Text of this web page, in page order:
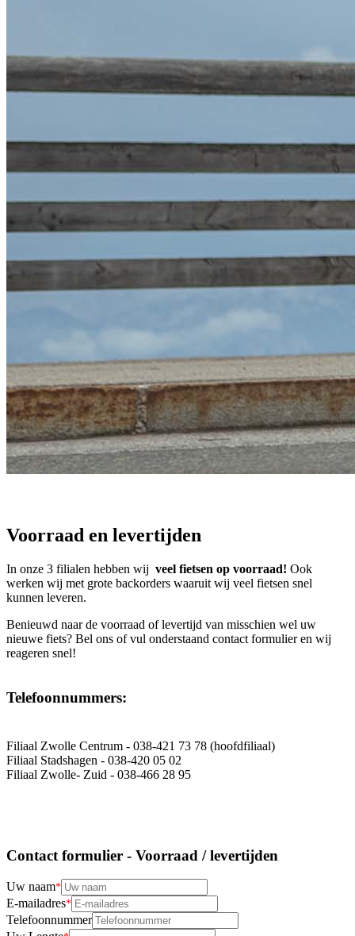
Voorraad en levertijden
In onze 3 filialen hebben wij veel fietsen op voorraad! Ook
werken wij met grote backorders waaruit wij veel fietsen snel
kunnen leveren.
Benieuwd naar de voorraad of levertijd van misschien wel uw
nieuwe fiets? Bel ons of vul onderstaand contact formulier en wij
reageren snel!
Telefoonnummers:
Filiaal Zwolle Centrum - 038-421 73 78 (hoofdfiliaal)
Filiaal Stadshagen - 038-420 05 02
Filiaal Zwolle- Zuid - 038-466 28 95
Contact formulier - Voorraad / levertijden
Uw naam
E-mailadres
Telefoonnummer